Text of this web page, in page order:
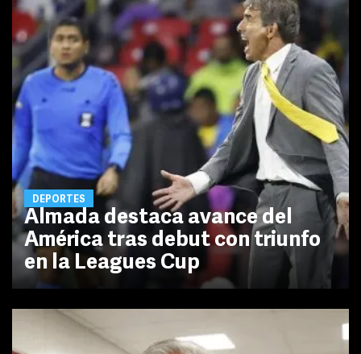
DEPORTES
Almada destaca avance del
América tras debut con triunfo
en la Leagues Cup